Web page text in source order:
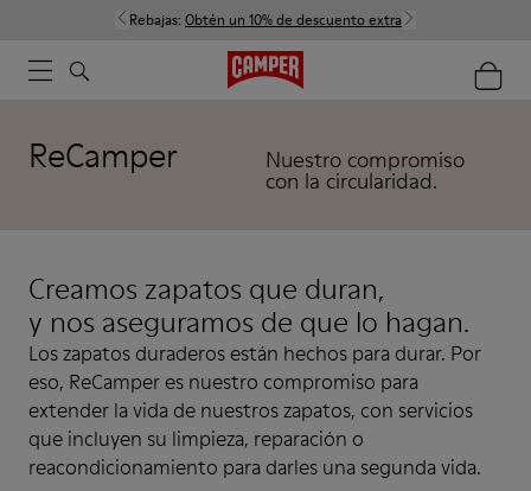
Rebajas: Obtén un 10% de descuento extra
ReCamper Nuestro compromiso
con la circularidad.
Creamos zapatos que duran,
y nos aseguramos de que lo hagan.
Los zapatos duraderos están hechos para durar. Por
eso, ReCamper es nuestro compromiso para
extender la vida de nuestros zapatos, con servicios
que incluyen su limpieza, reparación o
reacondicionamiento para darles una segunda vida.